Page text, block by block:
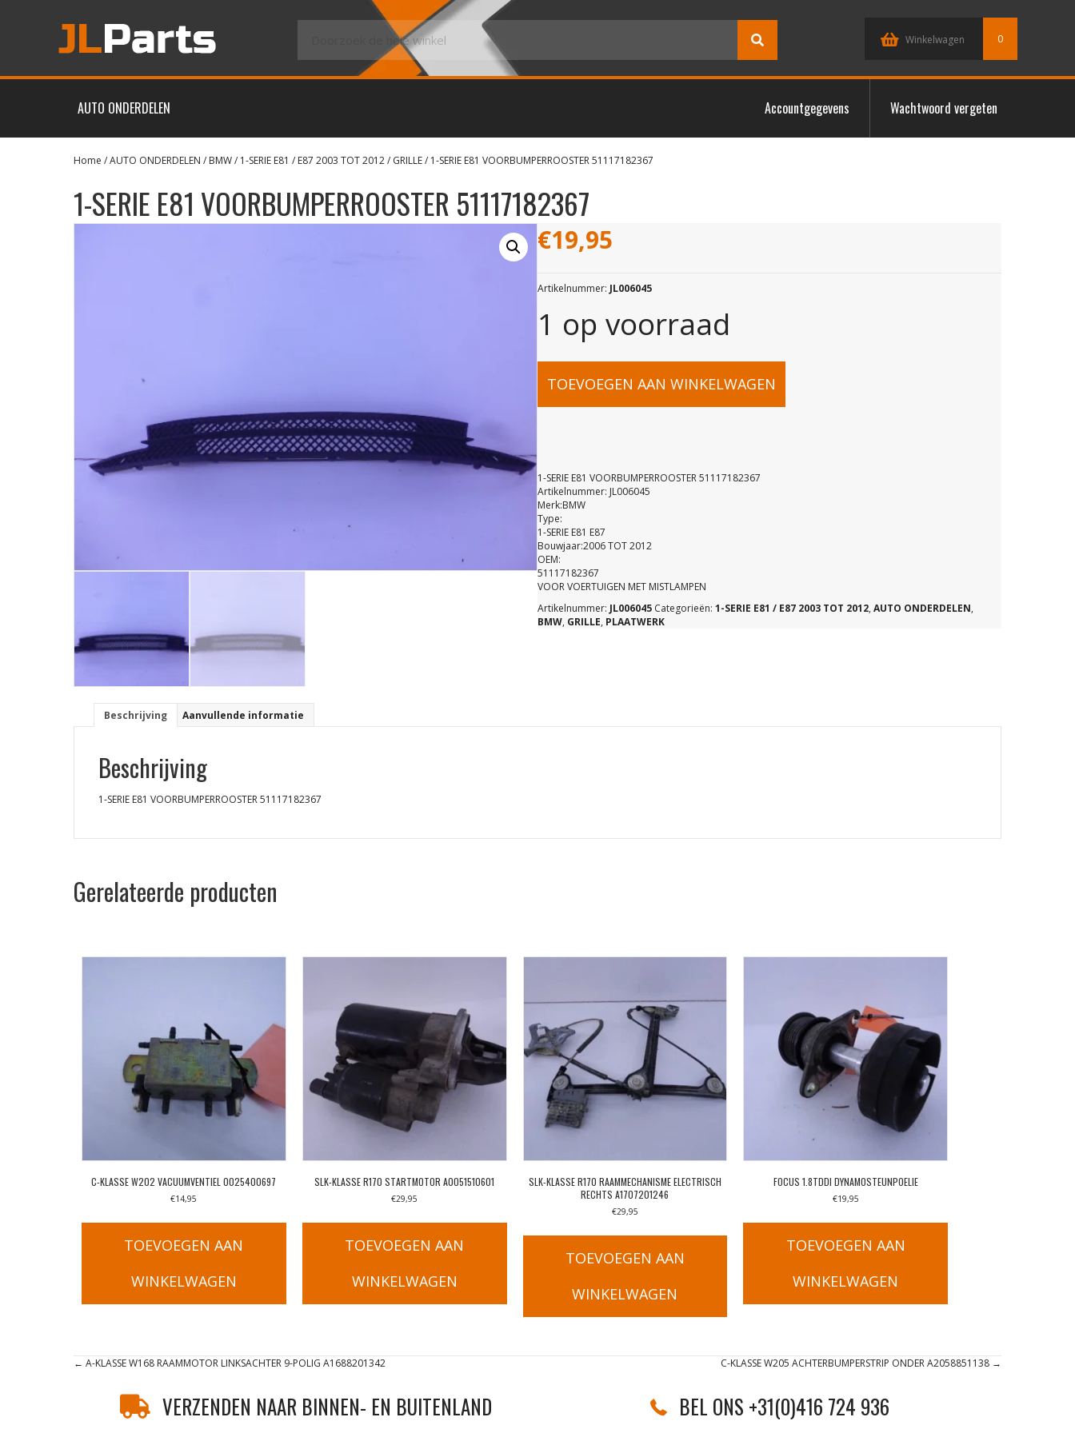
Winkelwagen 0
AUTO ONDERDELEN Accountgegevens Wachtwoord vergeten
Home /AUTO ONDERDELEN / BMW/ 1-SERIE E81 / E87 2003 TOT 2012/ GRILLE/ 1-SERIE E81 VOORBUMPERROOSTER 51117182367
1-SERIE E81 VOORBUMPERROOSTER 51117182367
€19,95
Artikelnummer: JL006045
1 op voorraad
1-
E81
VOORBUMPERROOSTER
51117182367
aantal
TOEVOEGEN AAN WINKELWAGEN
1-SERIE E81 VOORBUMPERROOSTER 51117182367
Artikelnummer: JL006045
Merk:BMW
Type:
1-SERIE E81 E87
Bouwjaar:2006 TOT 2012
OEM:
51117182367
VOOR VOERTUIGEN MET MISTLAMPEN
Artikelnummer: JL006045 Categorieën: 1-SERIE E81 / E87 2003 TOT 2012, AUTO ONDERDELEN,
BMW, GRILLE, PLAATWERK
Beschrijving Aanvullende informatie
Beschrijving
1-SERIE E81 VOORBUMPERROOSTER 51117182367
Gerelateerde producten
C-KLASSE W202 VACUUMVENTIEL 0025400697
€14,95
TOEVOEGEN AAN
WINKELWAGEN
SLK-KLASSE R170 STARTMOTOR A0051510601
€29,95
TOEVOEGEN AAN
WINKELWAGEN
SLK-KLASSE R170 RAAMMECHANISME ELECTRISCH
RECHTS A1707201246
€29,95
TOEVOEGEN AAN
WINKELWAGEN
FOCUS 1.8TDDI DYNAMOSTEUNPOELIE
€19,95
TOEVOEGEN AAN
WINKELWAGEN
Posts
navigation
← A-KLASSE W168 RAAMMOTOR LINKSACHTER 9-POLIG A1688201342 C-KLASSE W205 ACHTERBUMPERSTRIP ONDER A2058851138 →
VERZENDEN NAAR BINNEN- EN BUITENLAND BEL ONS +31(0)416 724 936